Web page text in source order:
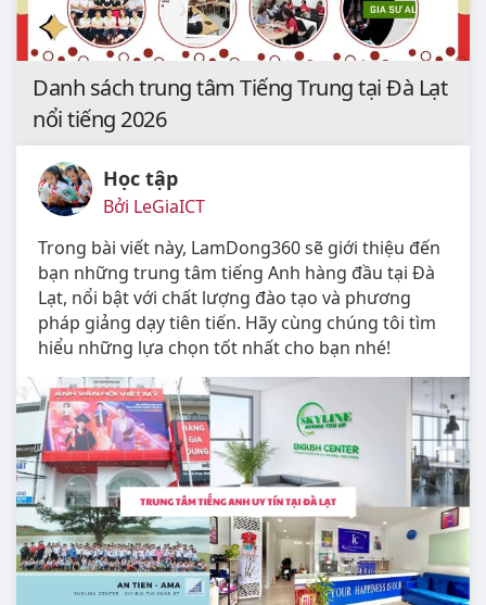
Danh sách trung tâm Tiếng Trung tại Đà Lạt
nổi tiếng 2026
Học tập
Bởi LeGiaICT
Trong bài viết này, LamDong360 sẽ giới thiệu đến
bạn những trung tâm tiếng Anh hàng đầu tại Đà
Lạt, nổi bật với chất lượng đào tạo và phương
pháp giảng dạy tiên tiến. Hãy cùng chúng tôi tìm
hiểu những lựa chọn tốt nhất cho bạn nhé!